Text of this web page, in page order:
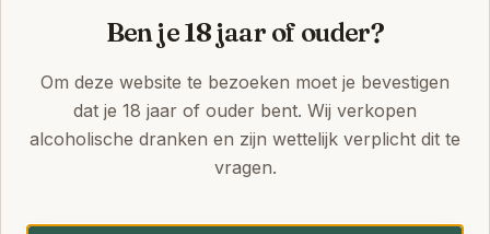
blijft en minder snel verwatert.
•Verhouding: De ideale verhouding varieert,
maar een algemene richtlijn is 1 deel gin op 2
tot 3 delen tonic. Voor gins met een sterk
profiel kan een 1:1 verhouding soms passend
Ben je 18 jaar of ouder?
Om deze website te bezoeken moet je bevestigen
dat je 18 jaar of ouder bent. Wij verkopen
alcoholische dranken en zijn wettelijk verplicht dit te
vragen.